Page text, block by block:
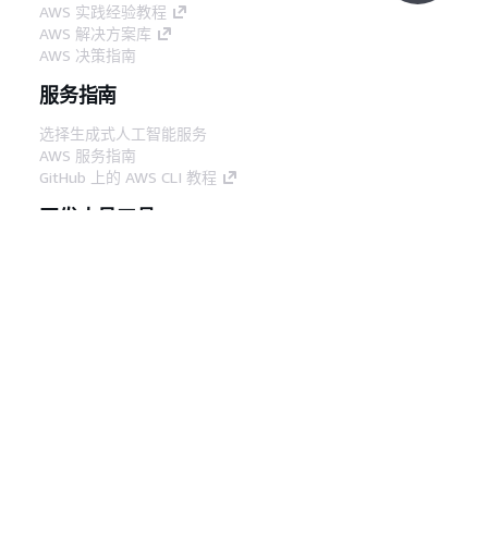
AWS 实践经验教程
AWS 解决方案库
AWS 决策指南
服务指南
选择生成式人工智能服务
AWS 服务指南
GitHub 上的 AWS CLI 教程
开发人员工具